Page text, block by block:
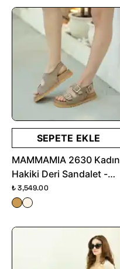
SEPETE EKLE
MAMMAMIA 2630 Kadın
Hakiki Deri Sandalet -
Vizon Nubuk
₺ 3,549.00